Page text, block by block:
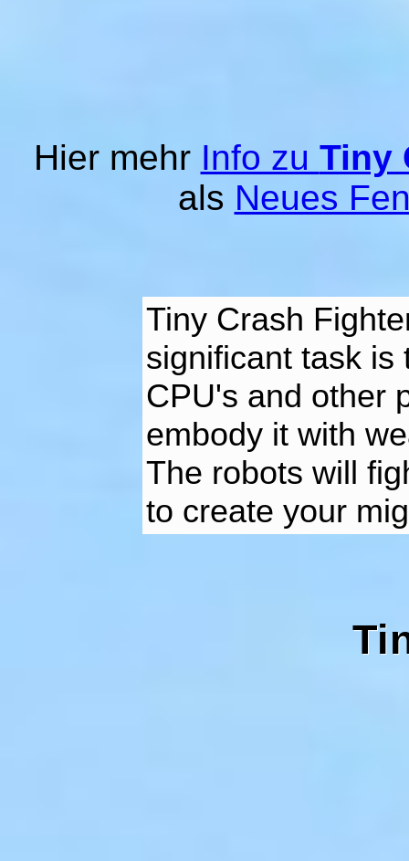
Hier mehr Info zu Tiny
als Neues
Tiny Crash
significant task is
CPU's and other
embody it with
The robots will
to create your